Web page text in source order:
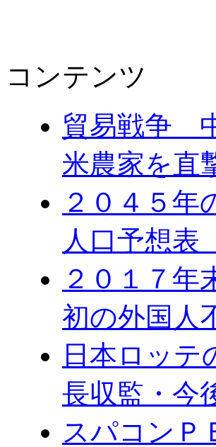
コンテンツ
貿易戦争
米農家を直
２０４５
人口予想
２０１７年
初の外国人
日本ロッテ
長収監・今
スパコン